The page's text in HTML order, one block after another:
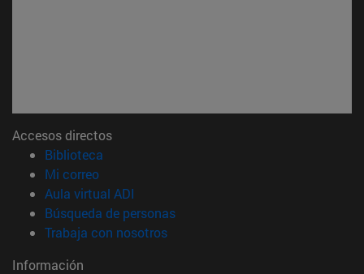
Accesos directos
Biblioteca
Mi correo(abre en nueva ventana)
Aula virtual ADI
Búsqueda de personas(abre en nueva ventana)
Trabaja con nosotros(abre en nueva ventana)
Información